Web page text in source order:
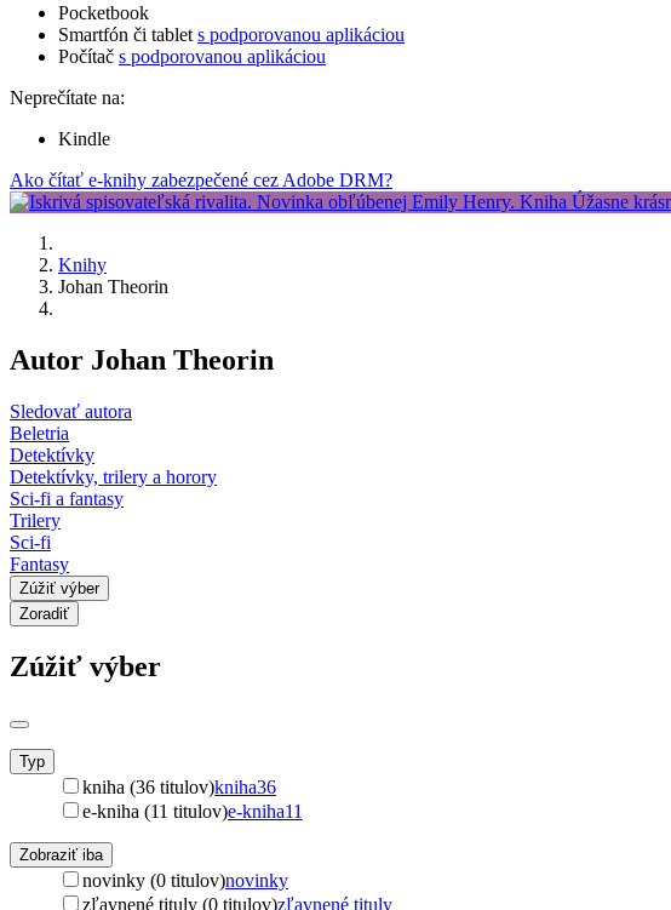
Pocketbook
Smartfón či tablet s podporovanou aplikáciou
Počítač s podporovanou aplikáciou
Neprečítate na:
Kindle
Ako čítať e-knihy zabezpečené cez Adobe DRM?
Knihy
Johan Theorin
Autor Johan Theorin
Sledovať autora
Beletria
Detektívky
Detektívky, trilery a horory
Sci-fi a fantasy
Trilery
Sci-fi
Fantasy
Zúžiť výber
Zoradiť
Zúžiť výber
Typ
kniha (36 titulov)kniha36
e-kniha (11 titulov)e-kniha11
Zobraziť iba
novinky (0 titulov)novinky
zľavnené tituly (0 titulov)zľavnené tituly